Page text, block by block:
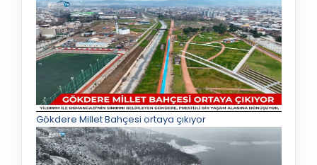
Gökdere Millet Bahçesi ortaya çıkıyor